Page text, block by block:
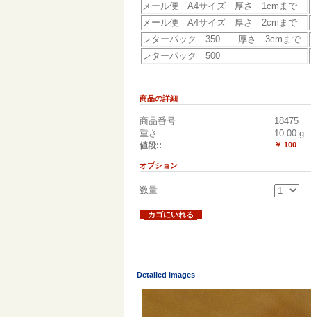
メール便 A4サイズ 厚さ 1cmまで
メール便 A4サイズ 厚さ 2cmまで
レターパック 350 厚さ 3cmまで
レターパック 500
商品の詳細
商品番号
18475
重さ
10.00 g
値段:: ￥ 100
オプション
数量
カゴにいれる
Detailed images